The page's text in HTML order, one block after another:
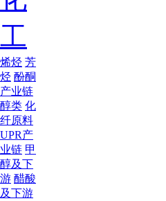
工
烯烃 芳
烃 酚酮
产业链
醇类 化
纤原料
UPR产
业链 甲
醇及下
游 醋酸
及下游